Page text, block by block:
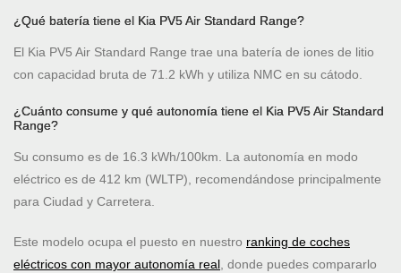
¿Qué batería tiene el Kia PV5 Air Standard Range?
El Kia PV5 Air Standard Range trae una batería de iones de litio
con capacidad bruta de 71.2 kWh y utiliza NMC en su cátodo.
¿Cuánto consume y qué autonomía tiene el Kia PV5 Air Standard
Range?
Su consumo es de 16.3 kWh/100km. La autonomía en modo
eléctrico es de 412 km (WLTP), recomendándose principalmente
para Ciudad y Carretera.
Este modelo ocupa el puesto en nuestro ranking de coches
eléctricos con mayor autonomía real, donde puedes compararlo